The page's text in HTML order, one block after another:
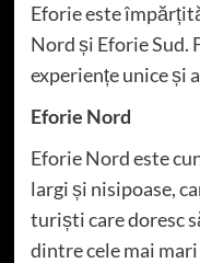
Eforie este
Nord și Eforie Sud.
experiențe unice și
Eforie Nord
Eforie Nord este
largi și nisipoase,
turiști care doresc
dintre cele mai